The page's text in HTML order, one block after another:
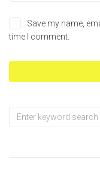
Save my name,
time I comment.
Search